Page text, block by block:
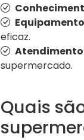
eficaz.
supermercado.
Quais